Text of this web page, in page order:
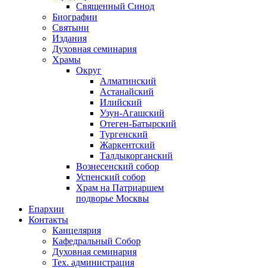
Священный Синод
Биографии
Святыни
Издания
Духовная семинария
Храмы
Округ
Алматинский
Астанайский
Илийский
Узун-Агашский
Отеген-Батырский
Тургенский
Жаркентский
Талдыкорганский
Вознесенский собор
Успенский собор
Храм на Патриаршем
подворье Москвы
Епархии
Контакты
Канцелярия
Кафедральный Собор
Духовная семинария
Тех. администрация